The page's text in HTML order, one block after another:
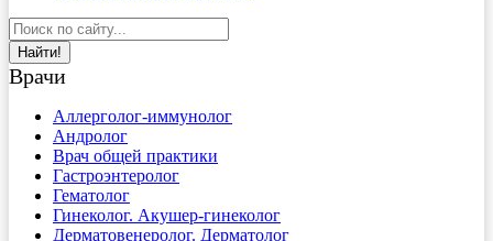
Найти!
Врачи
Аллерголог-иммунолог
Андролог
Врач общей практики
Гастроэнтеролог
Гематолог
Гинеколог. Акушер-гинеколог
Дерматовенеролог. Дерматолог